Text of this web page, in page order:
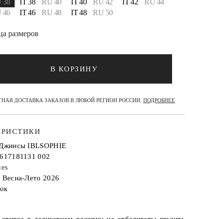
38 IT 38 RU 40 IT 40 RU 42 IT 42
RU 44
46
IT 46 RU 48 IT 48 RU 50
размеров
В КОРЗИНУ
ДОСТАВКА ЗАКАЗОВ В ЛЮБОЙ РЕГИОН РОССИИ.ПОДРОБНЕЕ
IBLSOPHIE
002
Весна-Лето 2026